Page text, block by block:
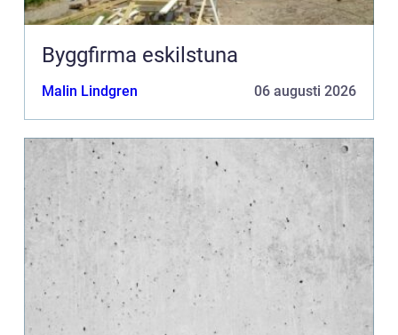
Byggfirma eskilstuna
Malin Lindgren 06 augusti 2026